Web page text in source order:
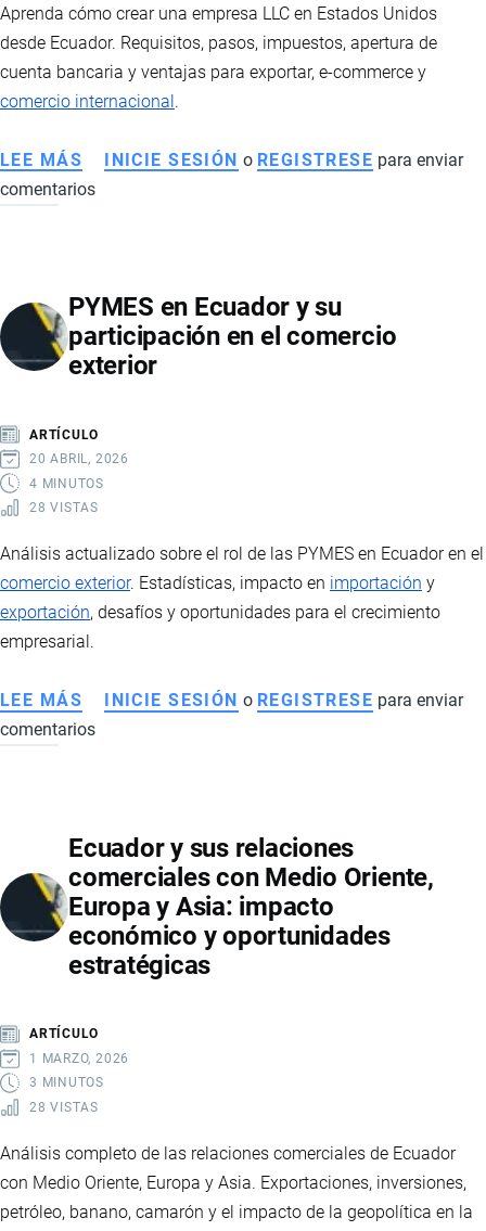
Aprenda cómo crear una empresa LLC en Estados Unidos
desde Ecuador. Requisitos, pasos, impuestos, apertura de
cuenta bancaria y ventajas para exportar, e-commerce y
comercio internacional.
LEE MÁS SOBRE
CÓMO
EN
EE.UU.
DESDE
PARA
COMERCIO
INTERNACIONAL
INICIE SESIÓN o REGISTRESE para enviar
comentarios
PYMES en Ecuador y su
participación en el comercio
exterior
ARTÍCULO
20 ABRIL, 2026
4 MINUTOS
28 VISTAS
Análisis actualizado sobre el rol de las PYMES en Ecuador en el
comercio exterior. Estadísticas, impacto en importación y
exportación, desafíos y oportunidades para el crecimiento
empresarial.
LEE MÁS SOBRE
PYMES
SU
PARTICIPACIÓN
EN
EL
COMERCIO
INICIE SESIÓN o REGISTRESE para enviar
comentarios
Ecuador y sus relaciones
comerciales con Medio Oriente,
Europa y Asia: impacto
económico y oportunidades
estratégicas
ARTÍCULO
1 MARZO, 2026
3 MINUTOS
28 VISTAS
Análisis completo de las relaciones comerciales de Ecuador
con Medio Oriente, Europa y Asia. Exportaciones, inversiones,
petróleo, banano, camarón y el impacto de la geopolítica en la